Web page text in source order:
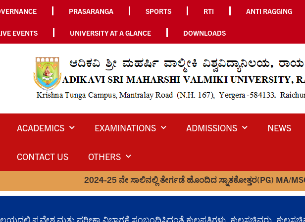
PRASARANGA SPORTS RTI ANTI RAGGING
EVENTS UNIVERSITY AT A GLANCE DOWNLOADS
ACADEMICS EXAMINATIONS ADMISSIONS NEWS
CONTACT US OTHERS
2024-25 ನೇ ಸಾಲಿನಲ್ಲಿ ತೇರ್ಗಡೆ ಹೊಂದಿದ ಸ್ನಾತಕೋತ್ತರ(PG) MA/MSC/
ಪ್ರವೇಶ ಮತ್ತು ಪರೀಕ್ಷಾ ವಿಭಾಗಕ್ಕೆ ಸಂಬಂಧಿಸಿದಂತೆ ಕುಲಪತಿಗಳು, ಕುಲಸಚಿವರು,